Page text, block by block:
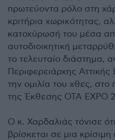
πρωτεύοντα ρόλο στη
κριτήρια χωρικότητας,
κατοχύρωσή του μέσα
αυτοδιοικητική
το τελευταίο διάστημα,
Περιφερειάρχης Αττικής
την ομιλία του χθες, στο
της Έκθεσης ΟΤΑ EXPO
Ο κ. Χαρδαλιάς τόνισε
βρίσκεται σε μια